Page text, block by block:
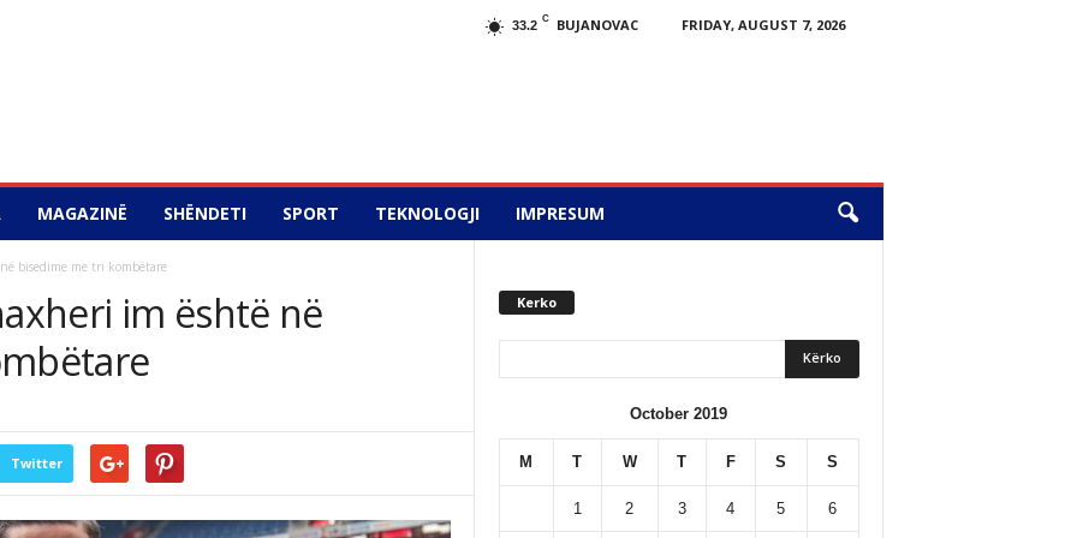
33.2 C BUJANOVAC
FRIDAY, AUGUST 7, 2026
MAGAZINË SHËNDETI SPORT TEKNOLOGJI IMPRESUM
bisedime me tri kombëtare
im është në
Twitter
Kerko
October 2019
M T W T F S S
1 2 3 4 5 6